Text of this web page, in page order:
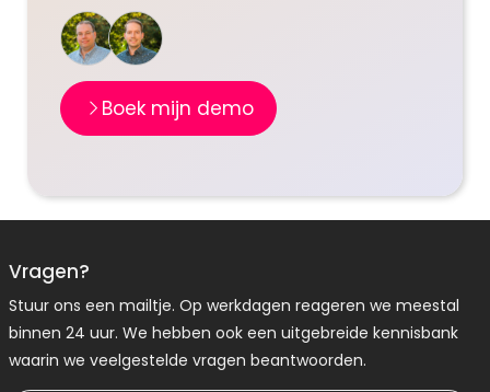
Boek mijn demo
Vragen?
Stuur ons een mailtje. Op werkdagen reageren we meestal
binnen 24 uur. We hebben ook een uitgebreide kennisbank
waarin we veelgestelde vragen beantwoorden.